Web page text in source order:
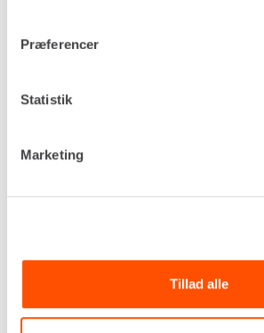
Præferencer
Statistik
Marketing
Tillad alle